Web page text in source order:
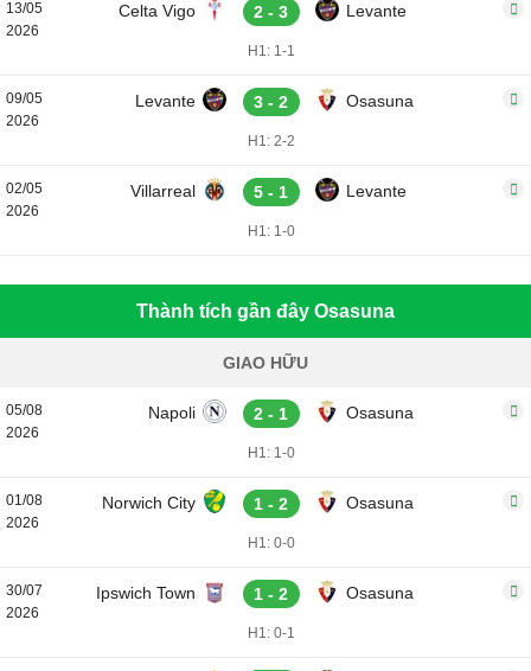
13/05
2026
Celta Vigo 2 - 3 Levante
H1: 1-1
09/05
2026
Levante 3 - 2 Osasuna
H1: 2-2
02/05
2026
Villarreal 5 - 1 Levante
H1: 1-0
Thành tích gần đây Osasuna
GIAO HỮU
05/08
2026
Napoli 2 - 1 Osasuna
H1: 1-0
01/08
2026
Norwich City 1 - 2 Osasuna
H1: 0-0
30/07
2026
Ipswich Town 1 - 2 Osasuna
H1: 0-1